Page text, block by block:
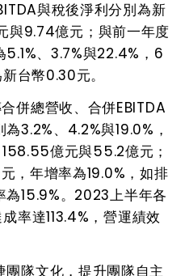
與稅後淨利分別為新
與9.74億元；與前一年度
5.1%、 3.7%與22.4% ， 6
台幣0.30元。
合併總營收、合併EBITDA
為3.2%、 4.2%與19.0% ，
158.55億元與55.2億元；
元，年增率為19.0% ，如排
為15.9%。 2023上半年各
率達113.4% ，營運績效
團隊文化，提升團隊自主